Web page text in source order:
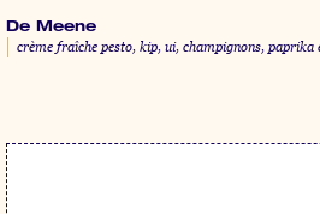
De Meene
crème fraîche pesto, kip, ui, champignons, paprika